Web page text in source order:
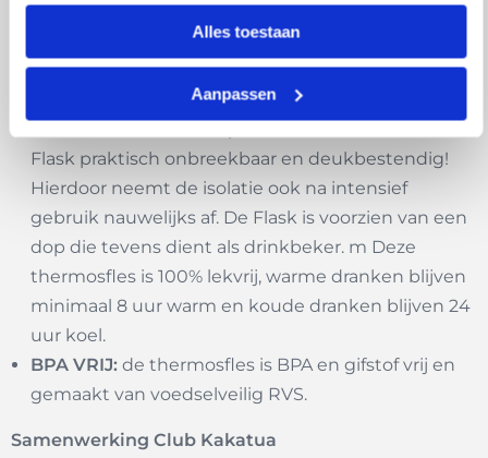
Alles toestaan
Aanpassen
een robuust design en wordt geleverd in een
bijpassend doosje. Ook is de thermosfles voorzien
van een zeer slijtvaste en stijlvolle donkerblauwe
Flask praktisch onbreekbaar en deukbestendig!
Hierdoor neemt de isolatie ook na intensief
gebruik nauwelijks af. De Flask is voorzien van een
dop die tevens dient als drinkbeker. m Deze
thermosfles is 100% lekvrij, warme dranken blijven
minimaal 8 uur warm en koude dranken blijven 24
uur koel.
BPA VRIJ: de thermosfles is BPA en gifstof vrij en
gemaakt van voedselveilig RVS.
Samenwerking Club Kakatua